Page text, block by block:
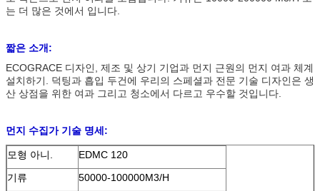
는 더 많은 것에서 입니다.
짧은 소개:
ECOGRACE 디자인, 제조 및 상기 기업과 먼지 근원의 먼지 여과 체계
설치하기. 덕팅과 흡입 두건에 우리의 스페셜과 전문 기술 디자인은 생
산 상점을 위한 여과 그리고 청소에서 다르고 우수할 것입니다.
먼지 수집가 기술 명세:
모형 아니.
EDMC 120
기류
50000-100000M3/H